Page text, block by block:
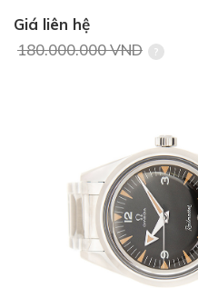
Giá liên hệ
180.000.000 VND